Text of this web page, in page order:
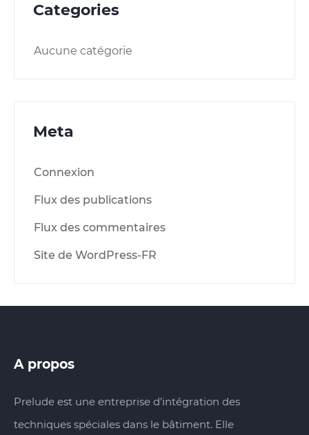
Categories
Aucune catégorie
Meta
Connexion
Flux des publications
Flux des commentaires
Site de WordPress-FR
A propos
Prelude est une entreprise d’intégration des
techniques spéciales dans le bâtiment. Elle